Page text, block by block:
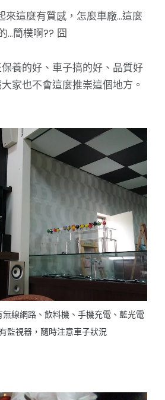
來這麼有質感，怎麼車廠...這麼
...簡樸啊?? 囧
養的好、車子搞的好、品質好
家也不會這麼推崇這個地方。
線網路、飲料機、手機充電、藍光電
監視器，隨時注意車子狀況